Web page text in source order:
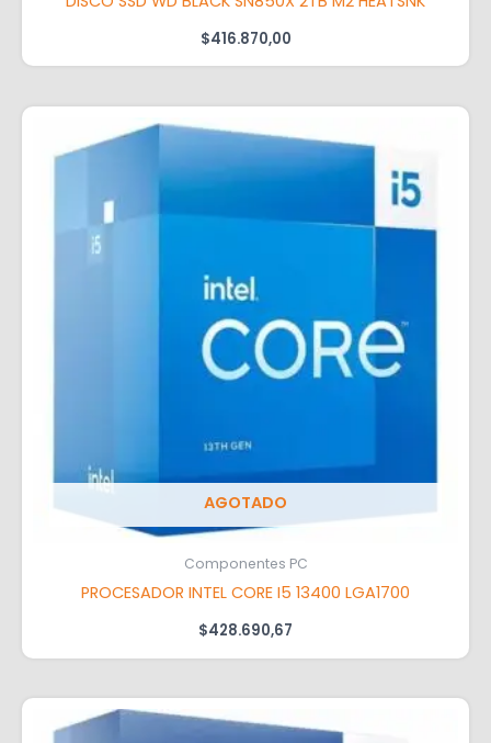
$416.870,00
AGOTADO
Componentes PC
PROCESADOR INTEL CORE I5 13400 LGA1700
$428.690,67